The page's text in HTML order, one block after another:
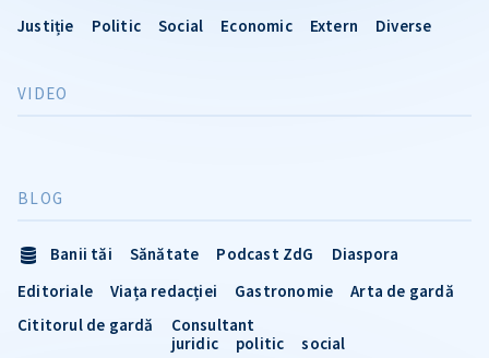
Justiție Politic Social Economic Extern Diverse
VIDEO
BLOG
Banii tăi Sănătate Podcast ZdG
Diaspora
Editoriale
Viața redacției Gastronomie
Arta de gardă
Cititorul de gardă
Consultant
juridic
politic social